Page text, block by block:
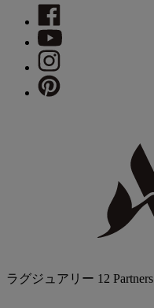
ラグジュアリー 12 Partners